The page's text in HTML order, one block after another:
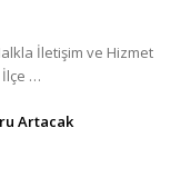
İletişim ve Hizmet
İlçe …
Artacak